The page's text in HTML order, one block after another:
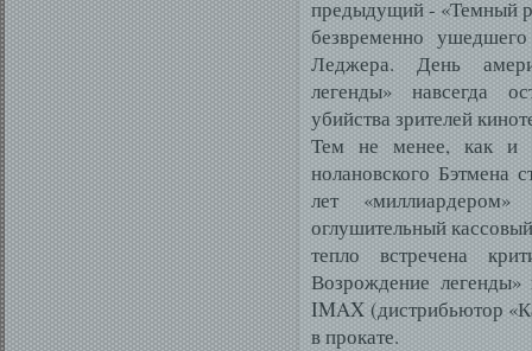
предыдущий - «Темный
безвременно
Леджера. День
легенды» навсегда
убийства зрителей
Тем не менее, как и
нолановского Бэтмена
лет
оглушительный
тепло встречена
Возрождение
IMAX (дистрибьютор
в прокате.